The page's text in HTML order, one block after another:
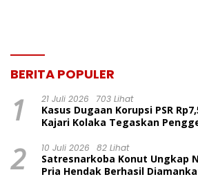
BERITA POPULER
1 21 Juli 2026 703 Lihat
Kasus Dugaan Korupsi PSR
Kajari Kolaka Tegaskan
2 10 Juli 2026 82 Lihat
Satresnarkoba Konut Ungkap
Pria Hendak Berhasil